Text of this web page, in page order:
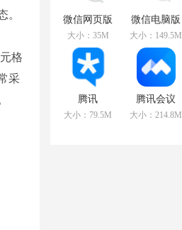
。
格
采
微信网页版
v2.5.5官方最
新版
大小：35M
微信电脑版
v3.3.5.1000
官方最新版
大小：149.5M
腾讯
TIMv3.3.8.22043
官方版
大小：79.5M
腾讯会议
v2.17.5.410
官方PC版
大小：214.8M